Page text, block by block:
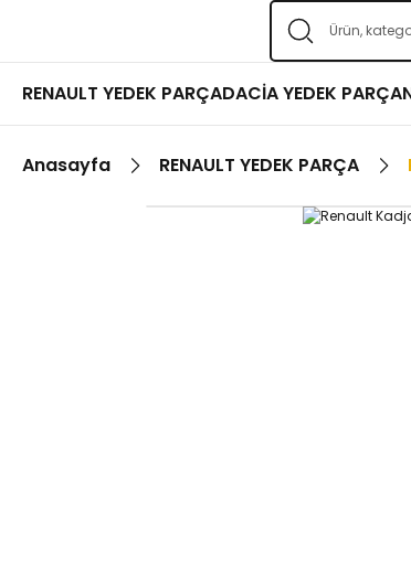
RENAULT YEDEK PARÇADACİA YEDEK PARÇA
Anasayfa RENAULT YEDEK PARÇA